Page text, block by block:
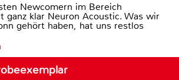
Newcomern im Bereich
ganz klar Neuron Acoustic. Was wir
gehört haben, hat uns restlos